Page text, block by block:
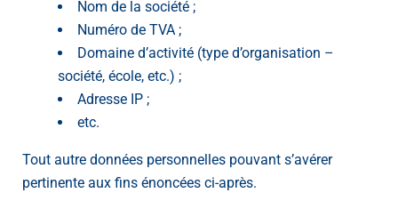
Nom de la société ;
Numéro de TVA ;
Domaine d’activité (type d’organisation –
société, école, etc.) ;
Adresse IP ;
etc.
Tout autre données personnelles pouvant s’avérer
pertinente aux fins énoncées ci-après.